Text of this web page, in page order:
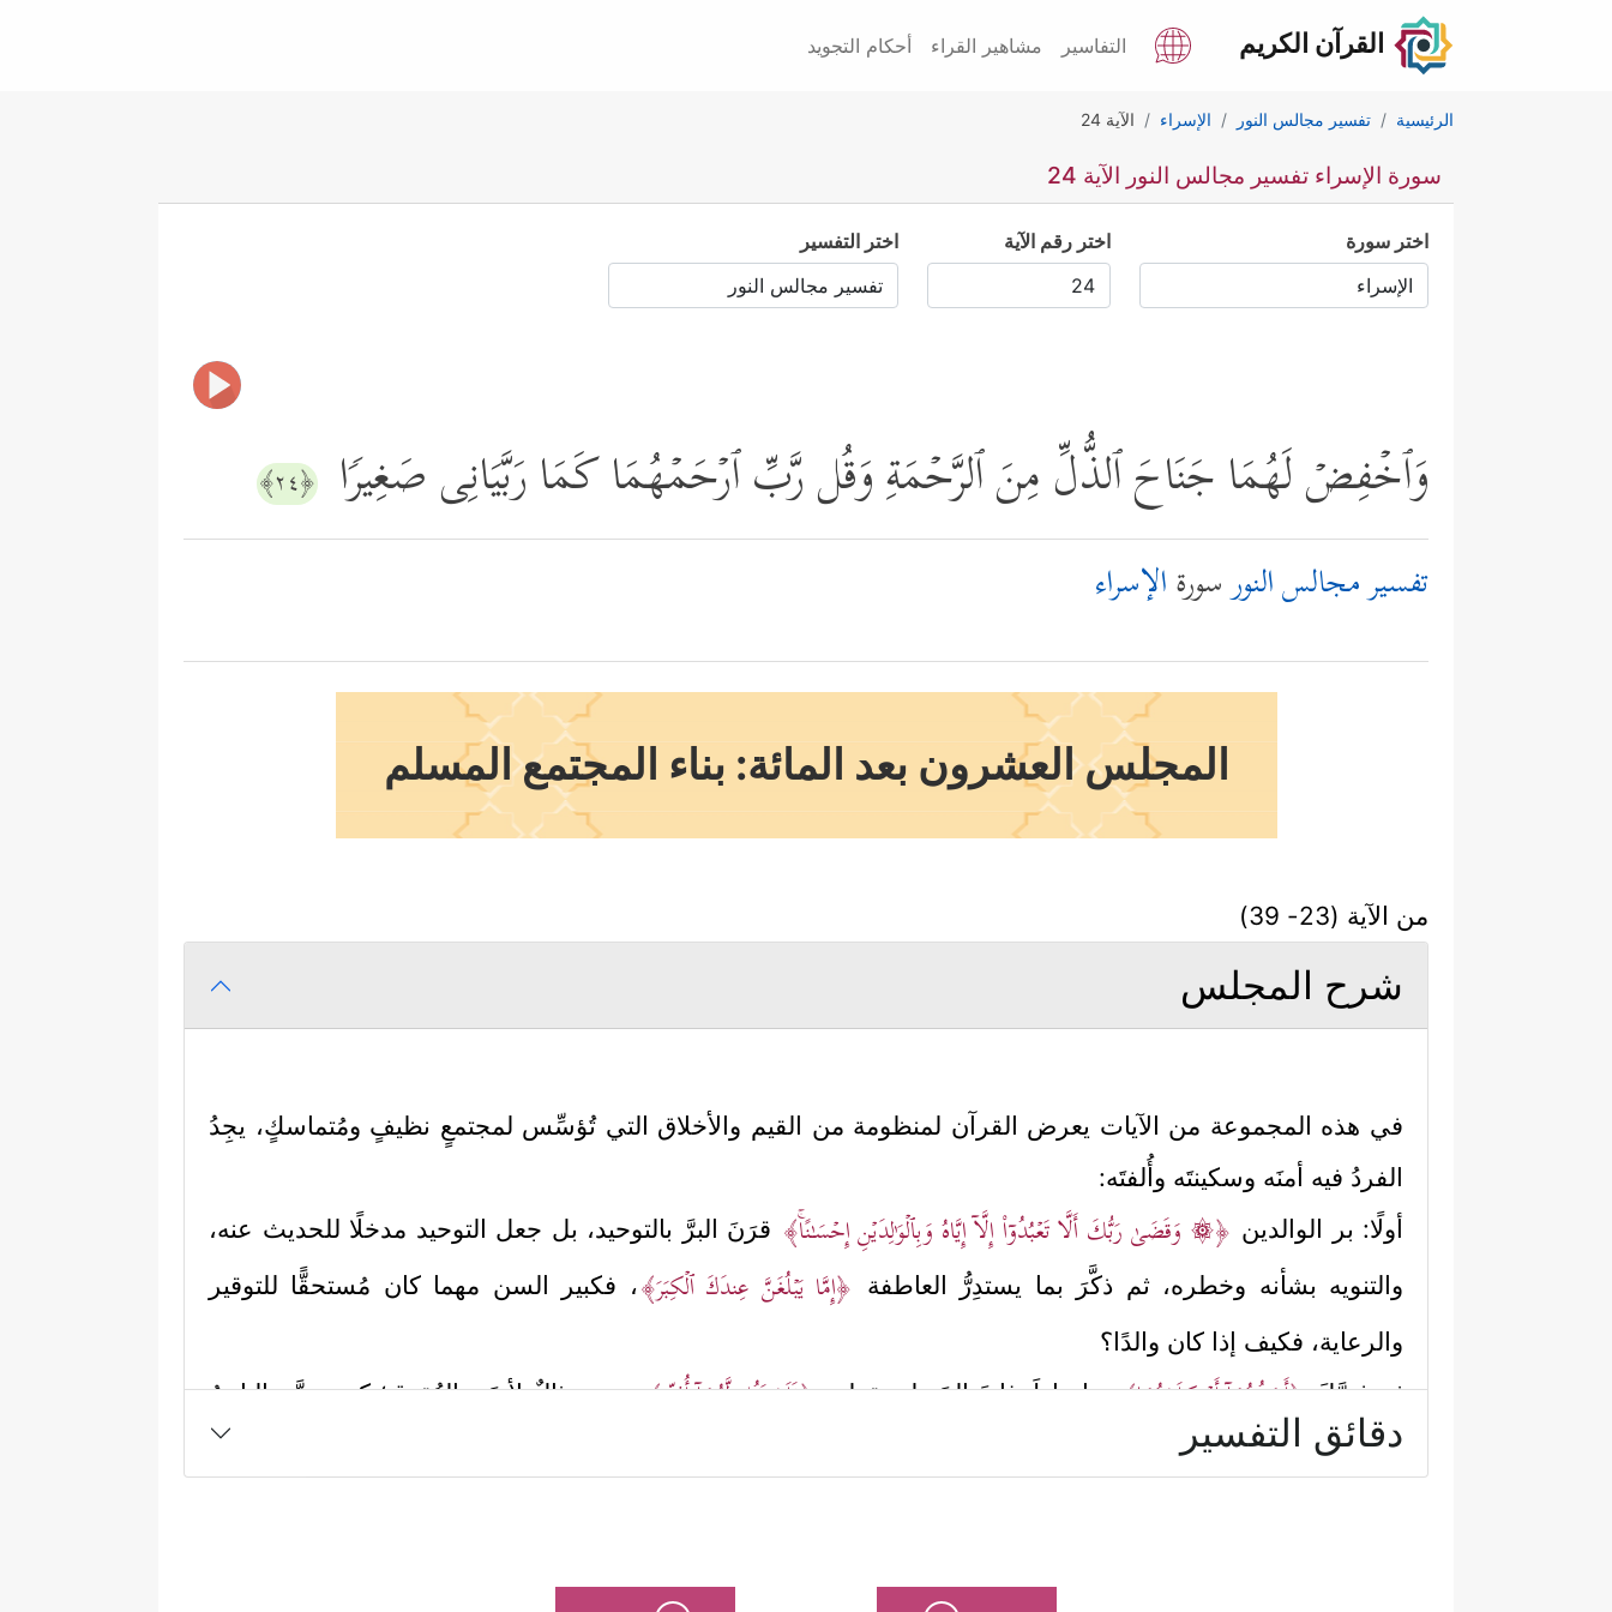
القرآن الكريم التفاسير مشاهير القراء أحكام التجويد
الرئيسية تفسير مجالس النور الإسراء الآية 24
سورة الإسراء تفسير مجالس النور الآية 24
اختر سورة اختر رقم الآية اختر التفسير
وَٱخۡفِضۡ لَهُمَا جَنَاحَ ٱلذُّلِّ مِنَ ٱلرَّحۡمَةِ وَقُل رَّبِّ ٱرۡحَمۡهُمَا كَمَا رَبَّیَانِی صَغِیرࣰا ﴿٢٤﴾
تفسير مجالس النورسورةالإسراء
المجلس العشرون بعد المائة: بناء المجتمع المسلم
من الآية (23- 39)
شرح المجلس
في هذه المجموعة من الآيات يعرض القرآن لمنظومة من القيم والأخلاق التي تُؤسِّس لمجتمعٍ نظيفٍ ومُتماسكٍ، يجِدُ
الفردُ فيه أمنَه وسكينتَه وأُلفتَه:
أولًا: بر الوالدين ﴿۞ وَقَضَىٰ رَبُّكَ أَلَّا تَعۡبُدُوۤاْ إِلَّاۤ إِیَّاهُ وَبِٱلۡوَ ٰ⁠لِدَیۡنِ إِحۡسَـٰنًاۚ﴾ قرَنَ البرَّ بالتوحيد، بل جعل التوحيد مدخلًا للحديث عنه،
والتنويه بشأنه وخطره، ثم ذكَّرَ بما يستدِرُّ العاطفة ﴿إِمَّا یَبۡلُغَنَّ عِندَكَ ٱلۡكِبَرَ﴾، فكبير السن مهما كان مُستحقًّا للتوقير
والرعاية، فكيف إذا كان والدًا؟
ثم فصَّلَ﴿أَحَدُهُمَاۤ أَوۡ كِلَاهُمَا﴾، واحتاطَ غايةَ الحَيطة بقوله:﴿فَلَا تَقُل لَّهُمَاۤ أُفࣲّ﴾وهي مثالٌ لأدنَى العُقوق؛ كي يتنزَّه الناسُ
عما هو فوقه، ثم أمر بالتذلُّل لهما:
دقائق التفسير